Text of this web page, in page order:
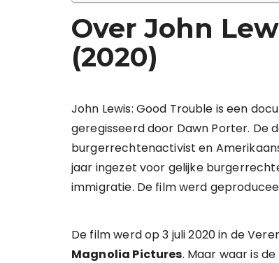
Over John
(2020)
John Lewis: Good Trouble is een
geregisseerd door Dawn Porter. De
burgerrechtenactivist en
jaar ingezet voor gelijke
immigratie. De film werd
De film werd op 3 juli 2020 in de
Magnolia Pictures. Maar waar is